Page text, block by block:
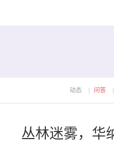
动态 问答
丛林迷雾，华